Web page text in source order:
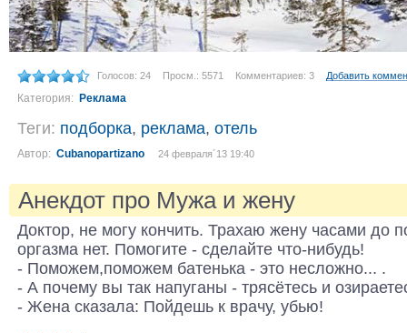
Голосов: 24 Просм.: 5571 Комментариев: 3 Добавить
Категория: Реклама
Теги: подборка, реклама, отель
Автор: Cubanopartizano 24 февраля´13 19:40
Анекдот про Мужа и жену
Доктор, не могу кончить. Трахаю жену часами до
оргазма нет. Помогите - сделайте что-нибудь!
- Поможем,поможем батенька - это несложно... .
- А почему вы так напуганы - трясётесь и
- Жена сказала: Пойдешь к врачу, убью!